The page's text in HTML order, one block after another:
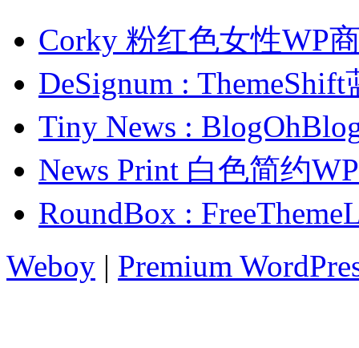
Corky 粉红色女性WP
DeSignum :
Tiny News :
News Print 白色简约
RoundBox :
Weboy | Premium